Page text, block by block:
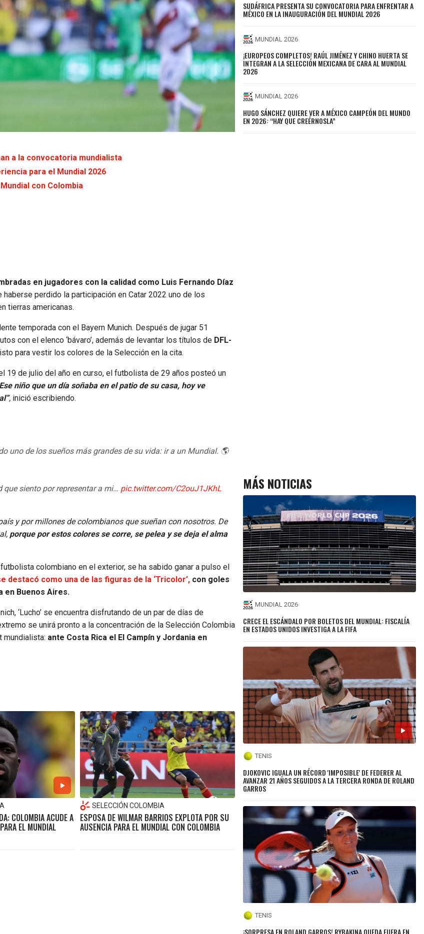
a la convocatoria mundialista
para el Mundial 2026
con Colombia
en jugadores con la calidad como Luis Fernando Díaz
perdido la participación en Catar 2022 uno de los
tierras americanas.
temporada con el Bayern Munich. Después de jugar 51
con el elenco ‘bávaro’, además de levantar los títulos de DFL-
para vestir los colores de la Selección en la cita.
19 de julio del año en curso, el futbolista de 29 años posteó un
Ese niño que un día soñaba en el patio de su casa, hoy ve
, inició escribiendo.
uno de los sueños más grandes de su vida: ir a un Mundial. 🌎
siento por representar a mi… pic.twitter.com/C2ouJ1JKhL
y por millones de colombianos que sueñan con nosotros. De
porque por estos colores se corre, se pelea y se deja el alma
colombiano en el exterior, se ha sabido ganar a pulso el
destacó como una de las figuras de la ‘Tricolor’, con goles
en Buenos Aires.
‘Lucho’ se encuentra disfrutando de un par de días de
se unirá pronto a la concentración de la Selección Colombia
mundialista: ante Costa Rica el El Campín y Jordania en
COLOMBIA ACUDE A
EL MUNDIAL
SELECCIÓN COLOMBIA
ESPOSA DE WILMAR BARRIOS EXPLOTA POR SU
AUSENCIA PARA EL MUNDIAL CON COLOMBIA
SUDÁFRICA PRESENTA SU CONVOCATORIA PARA ENFRENTAR A
MÉXICO EN LA INAUGURACIÓN DEL MUNDIAL 2026
MUNDIAL 2026
¡EUROPEOS COMPLETOS! RAÚL JIMÉNEZ Y CHINO HUERTA SE
INTEGRAN A LA SELECCIÓN MEXICANA DE CARA AL MUNDIAL
2026
MUNDIAL 2026
HUGO SÁNCHEZ QUIERE VER A MÉXICO CAMPEÓN DEL MUNDO
EN 2026: “HAY QUE CREÉRNOSLA”
MÁS NOTICIAS
MUNDIAL 2026
CRECE EL ESCÁNDALO POR BOLETOS DEL MUNDIAL: FISCALÍA
EN ESTADOS UNIDOS INVESTIGA A LA FIFA
TENIS
DJOKOVIC IGUALA UN RÉCORD 'IMPOSIBLE' DE FEDERER AL
AVANZAR 21 AÑOS SEGUIDOS A LA TERCERA RONDA DE ROLAND
GARROS
TENIS
¡SORPRESA EN ROLAND GARROS! RYBAKINA QUEDA FUERA EN